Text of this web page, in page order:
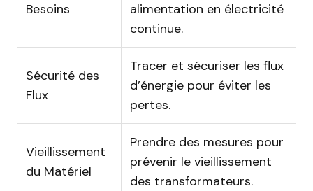
Besoins
alimentation en électricité
continue.
Sécurité des
Flux
Tracer et sécuriser les flux
d’énergie pour éviter les
pertes.
Vieillissement
du Matériel
Prendre des mesures pour
prévenir le vieillissement
des transformateurs.